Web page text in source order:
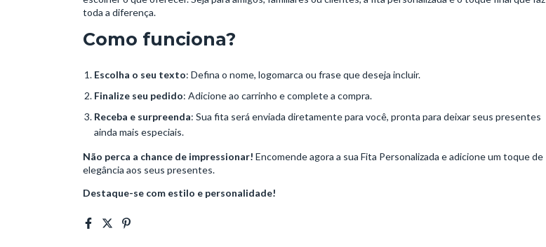
toda a diferença.
Como funciona?
Escolha o seu texto: Defina o nome, logomarca ou frase que deseja incluir.
Finalize seu pedido: Adicione ao carrinho e complete a compra.
Receba e surpreenda: Sua fita será enviada diretamente para você, pronta para deixar seus presentes
ainda mais especiais.
Não perca a chance de impressionar! Encomende agora a sua Fita Personalizada e adicione um toque de
elegância aos seus presentes.
Destaque-se com estilo e personalidade!